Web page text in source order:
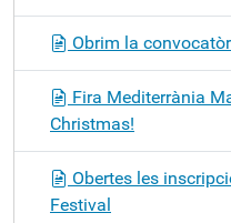
Obrim la
Fira Mediterrània
Christmas!
Obertes les
Festival